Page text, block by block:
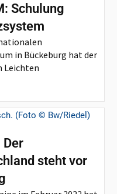
Schulung
in Bückeburg hat der
Leichten
steht vor